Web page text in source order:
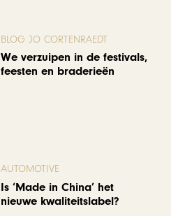
BLOG JO CORTENRAEDT
We verzuipen in de festivals,
feesten en braderieën
AUTOMOTIVE
Is ‘Made in China’ het
nieuwe kwaliteitslabel?